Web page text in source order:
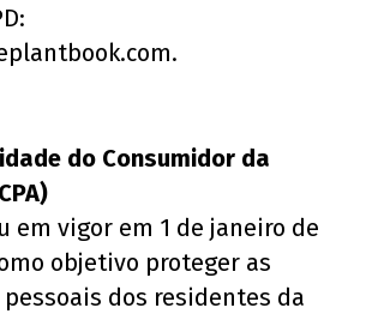
do Consumidor da
em vigor em 1 de janeiro de
objetivo proteger as
dos residentes da